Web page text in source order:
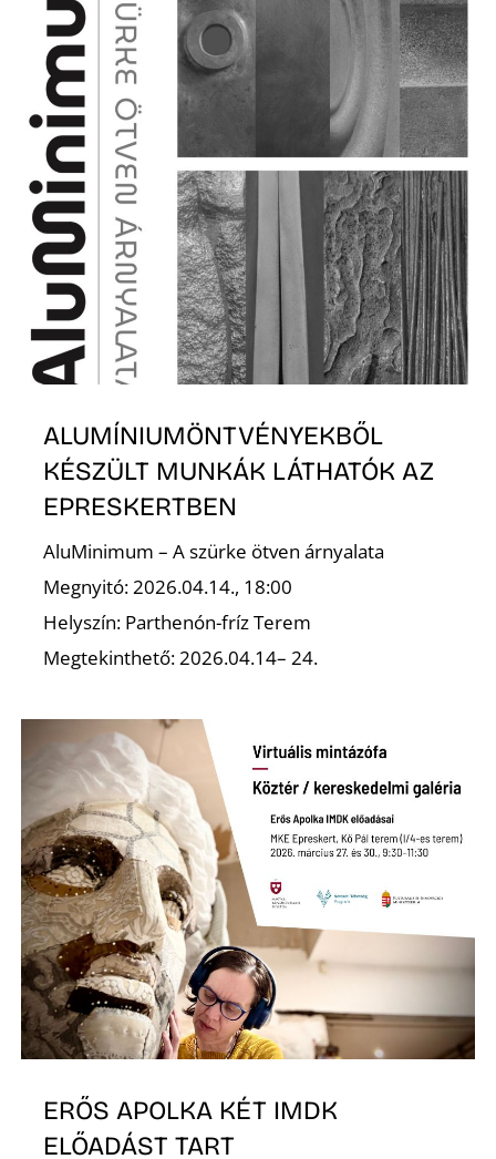
ALUMÍNIUMÖNTVÉNYEKBŐL
KÉSZÜLT MUNKÁK LÁTHATÓK AZ
EPRESKERTBEN
AluMinimum – A szürke ötven árnyalata
Megnyitó: 2026.04.14., 18:00
Helyszín: Parthenón-fríz Terem
Megtekinthető: 2026.04.14– 24.
ERŐS APOLKA KÉT IMDK
ELŐADÁST TART